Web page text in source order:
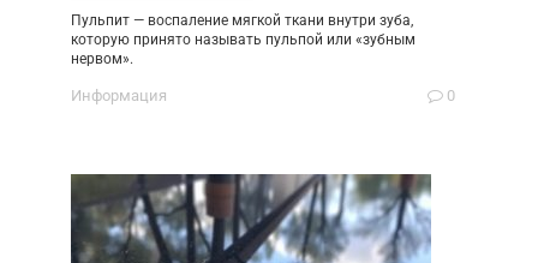
Пульпит — воспаление мягкой ткани внутри зуба,
которую принято называть пульпой или «зубным
нервом».
Информация 0